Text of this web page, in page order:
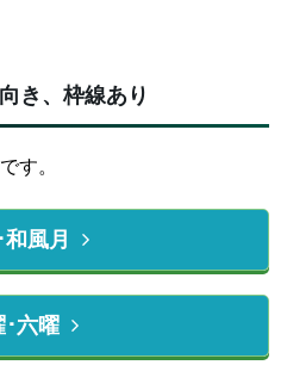
き、枠線あり
す。
和風月
･六曜